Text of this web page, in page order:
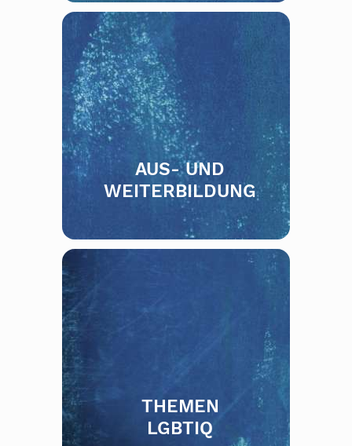
AUS- UND
WEITERBILDUNG
THEMEN
LGBTIQ